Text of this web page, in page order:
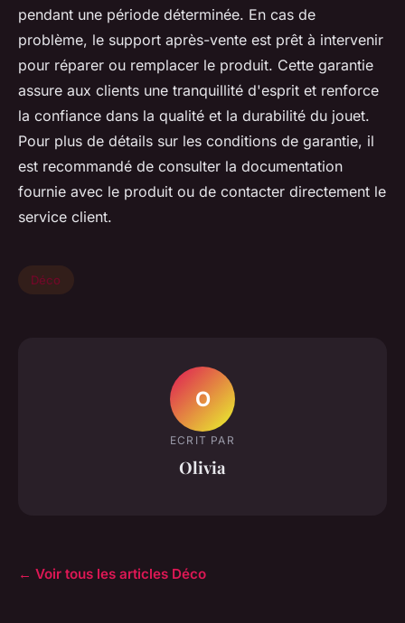
pendant une période déterminée. En cas de
problème, le support après-vente est prêt à intervenir
pour réparer ou remplacer le produit. Cette garantie
assure aux clients une tranquillité d'esprit et renforce
la confiance dans la qualité et la durabilité du jouet.
Pour plus de détails sur les conditions de garantie, il
est recommandé de consulter la documentation
fournie avec le produit ou de contacter directement le
service client.
Déco
O
ECRIT PAR
Olivia
← Voir tous les articles Déco